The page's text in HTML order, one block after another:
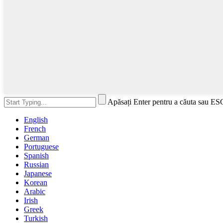
Apăsați Enter pentru a căuta sau
English
French
German
Portuguese
Spanish
Russian
Japanese
Korean
Arabic
Irish
Greek
Turkish